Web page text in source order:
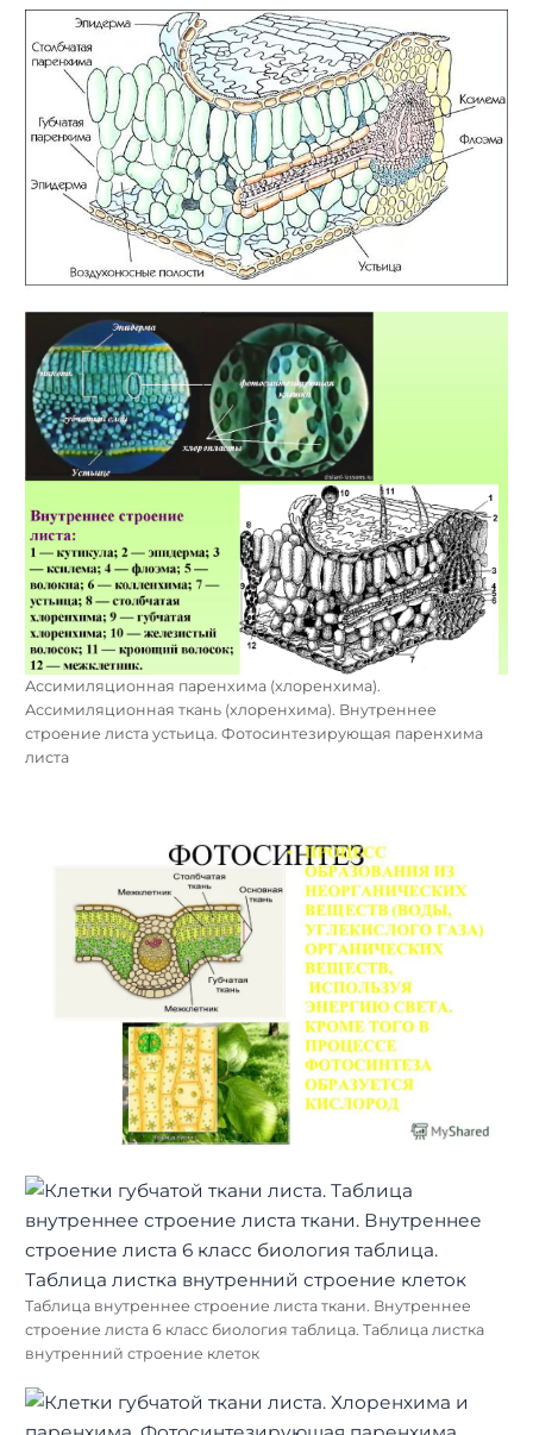
Ассимиляционная паренхима (хлоренхима).
Ассимиляционная ткань (хлоренхима). Внутреннее
строение листа устьица. Фотосинтезирующая паренхима
листа
Таблица внутреннее строение листа ткани. Внутреннее
строение листа 6 класс биология таблица. Таблица листка
внутренний строение клеток